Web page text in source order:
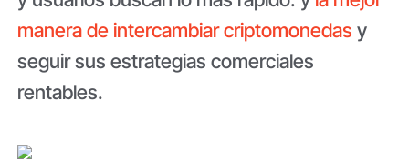
manera de intercambiar criptomonedas y
seguir sus estrategias comerciales
rentables.